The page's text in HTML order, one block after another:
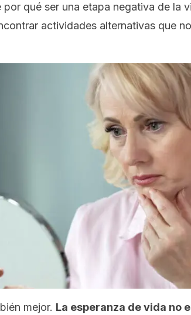
por qué ser una etapa negativa de la
actividades alternativas que
mejor. La esperanza de vida no